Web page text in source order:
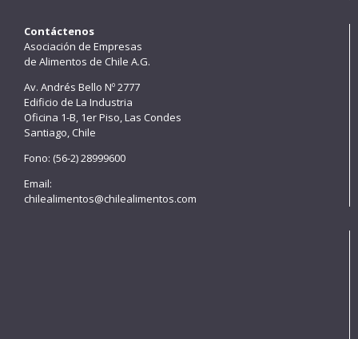
Contáctenos
Asociación de Empresas
de Alimentos de Chile A.G.
Av. Andrés Bello Nº 2777
Edificio de La Industria
Oficina 1-B, 1er Piso, Las Condes
Santiago, Chile
Fono: (56-2) 28999600
Email:
chilealimentos@chilealimentos.com